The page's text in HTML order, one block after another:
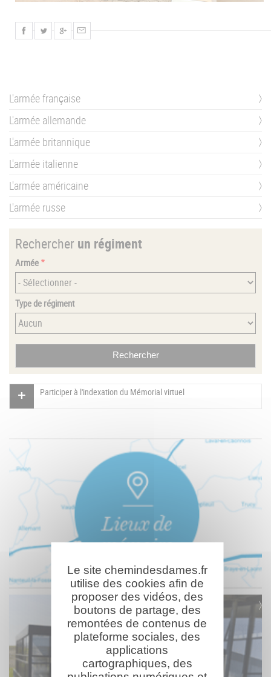
L'armée française
L'armée allemande
L'armée britannique
L'armée italienne
L'armée américaine
L'armée russe
Rechercher un régiment
Armée
Type de régiment
Participer à l'indexation du Mémorial virtuel
Le site chemindesdames.fr
utilise des cookies afin de
proposer des vidéos, des
boutons de partage, des
remontées de contenus de
plateforme sociales, des
applications
cartographiques, des